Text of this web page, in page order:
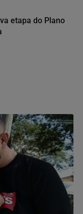
etapa do Plano